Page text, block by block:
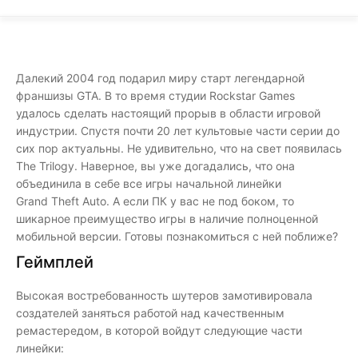
Далекий 2004 год подарил миру старт легендарной
франшизы GTA. В то время студии Rockstar Games
удалось сделать настоящий прорыв в области игровой
индустрии. Спустя почти 20 лет культовые части серии до
сих пор актуальны. Не удивительно, что на свет появилась
The Trilogy. Наверное, вы уже догадались, что она
объединила в себе все игры начальной линейки
Grand Theft Auto. А если ПК у вас не под боком, то
шикарное преимущество игры в наличие полноценной
мобильной версии. Готовы познакомиться с ней поближе?
Геймплей
Высокая востребованность шутеров замотивировала
создателей заняться работой над качественным
ремастередом, в которой войдут следующие части
линейки: